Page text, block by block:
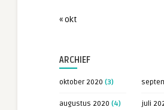
« okt
ARCHIEF
oktober 2020 (3)
augustus 2020 (4) juli